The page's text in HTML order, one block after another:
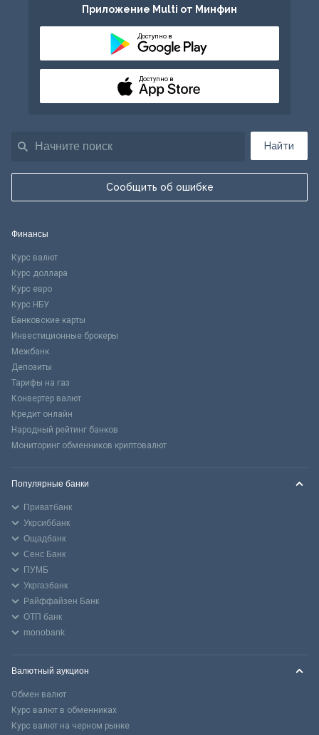
Найти
Сообщить об ошибке
Приложение Multi от Минфин
Доступно в
Доступно в
Финансы
Курс валют
Курс доллара
Курс евро
Курс НБУ
Банковские карты
Инвестиционные брокеры
Межбанк
Депозиты
Тарифы на газ
Конвертер валют
Кредит онлайн
Народный рейтинг банков
Мониторинг обменников криптовалют
Популярные банки
Приватбанк
Укрсиббанк
Ощадбанк
Сенс Банк
ПУМБ
Укргазбанк
Райффайзен Банк
ОТП банк
monobank
Валютный аукцион
Обмен валют
Курс валют в обменниках
Курс валют на черном рынке